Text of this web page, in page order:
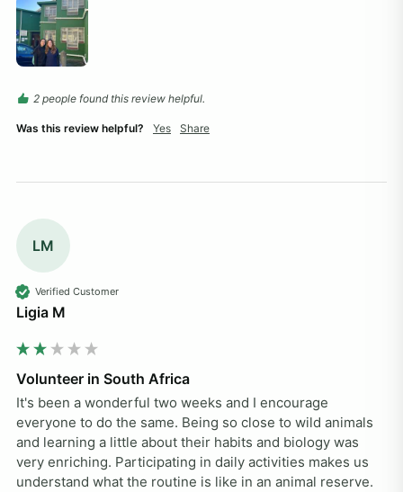
2 people found this review helpful.
Was this review helpful? Yes Share
LM
Verified Customer
Ligia M
Volunteer in South Africa
It's been a wonderful two weeks and I encourage
everyone to do the same. Being so close to wild animals
and learning a little about their habits and biology was
very enriching. Participating in daily activities makes us
understand what the routine is like in an animal reserve.